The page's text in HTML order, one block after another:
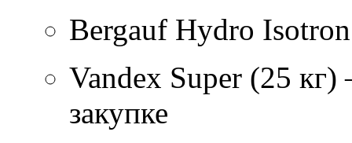
Bergauf Hydro
Vandex Super (25
закупке